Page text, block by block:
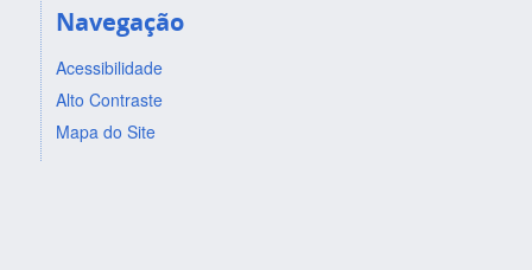
Navegação
Acessibilidade
Alto Contraste
Mapa do Site